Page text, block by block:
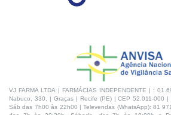
VJ FARMA LTDA | FARMÁCIAS INDEPENDENTE | :
Nabuco, 330, | Graças | Recife (PE) | CEP 52.011-000
Sáb das 7h00 às 22h00 | Televendas (WhatsApp): 81